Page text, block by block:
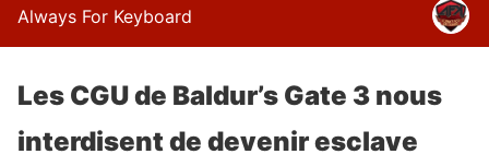
Always For Keyboard
Les CGU de Baldur’s Gate 3 nous
interdisent de devenir esclave